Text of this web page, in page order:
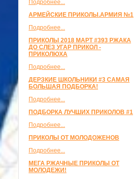
Подробнее...
АРМЕЙСКИЕ ПРИКОЛЫ.АРМИЯ №1
Подробнее...
ПРИКОЛЫ 2018 МАРТ #393 РЖАКА
ДО СЛЕЗ УГАР ПРИКОЛ -
ПРИКОЛЮХА
Подробнее...
ДЕРЗКИЕ ШКОЛЬНИКИ #3 САМАЯ
БОЛЬШАЯ ПОДБОРКА!
Подробнее...
ПОДБОРКА ЛУЧШИХ ПРИКОЛОВ #1
Подробнее...
ПРИКОЛЫ ОТ МОЛОДОЖЕНОВ
Подробнее...
МЕГА РЖАЧНЫЕ ПРИКОЛЫ ОТ
МОЛОДЕЖИ!